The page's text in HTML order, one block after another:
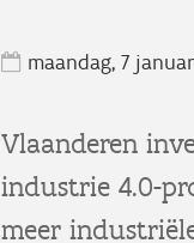
maandag, 7
Vlaanderen
industrie 4.0-
meer